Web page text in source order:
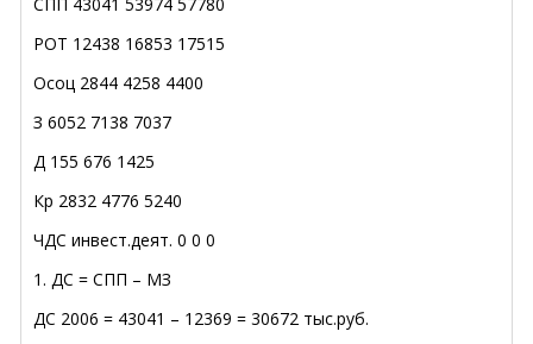
РОТ 12438 16853 17515
Осоц 2844 4258 4400
З 6052 7138 7037
Д 155 676 1425
Кр 2832 4776 5240
ЧДС инвест.деят. 0 0 0
1. ДС = СПП – МЗ
ДС 2006 = 43041 – 12369 = 30672 тыс.руб.